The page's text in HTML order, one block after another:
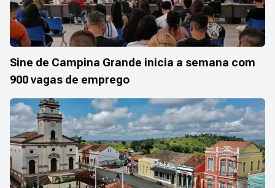
Sine de Campina Grande inicia a semana com
900 vagas de emprego